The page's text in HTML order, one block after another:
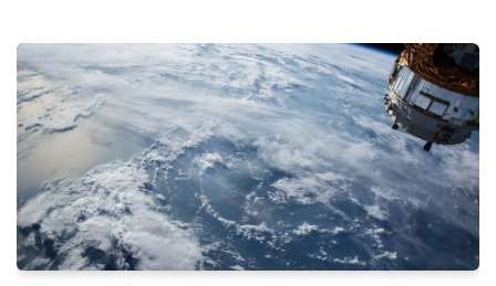
Jurisdiction lost by hyperlink: Reward v Tackelly and